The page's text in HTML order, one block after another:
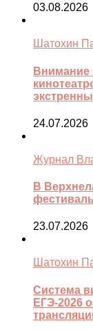
03.08.2026
Шатохин
Внимание
24.07.2026
Журнал
В
23.07.2026
Шатохин
Система
ЕГЭ-2026